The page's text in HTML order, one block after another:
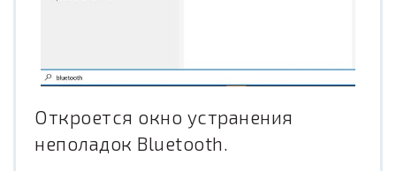
Откроется окно устранения
неполадок Bluetooth.